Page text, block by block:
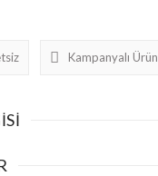
Kampanyalı Ürün